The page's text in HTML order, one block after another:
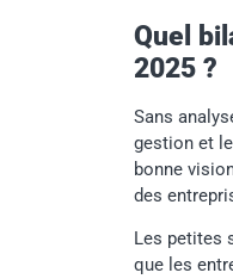
Quel
2025 ?
Sans
gestion et
bonne
des
Les petites
que les